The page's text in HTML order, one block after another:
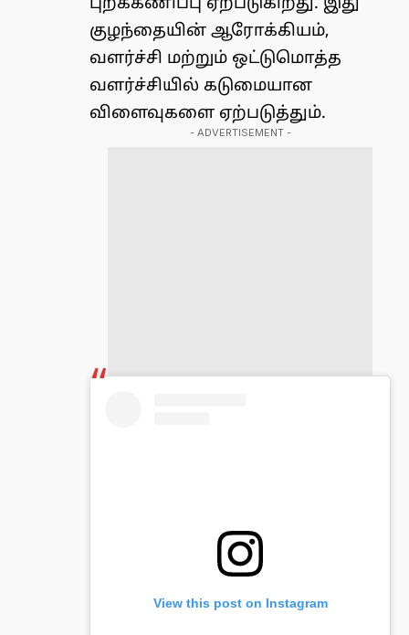
புறக்கணிப்பு ஏற்படுகிறது. இது
குழந்தையின் ஆரோக்கியம்,
வளர்ச்சி மற்றும் ஒட்டுமொத்த
வளர்ச்சியில் கடுமையான
விளைவுகளை ஏற்படுத்தும்.
- ADVERTISEMENT -
View this post on Instagram